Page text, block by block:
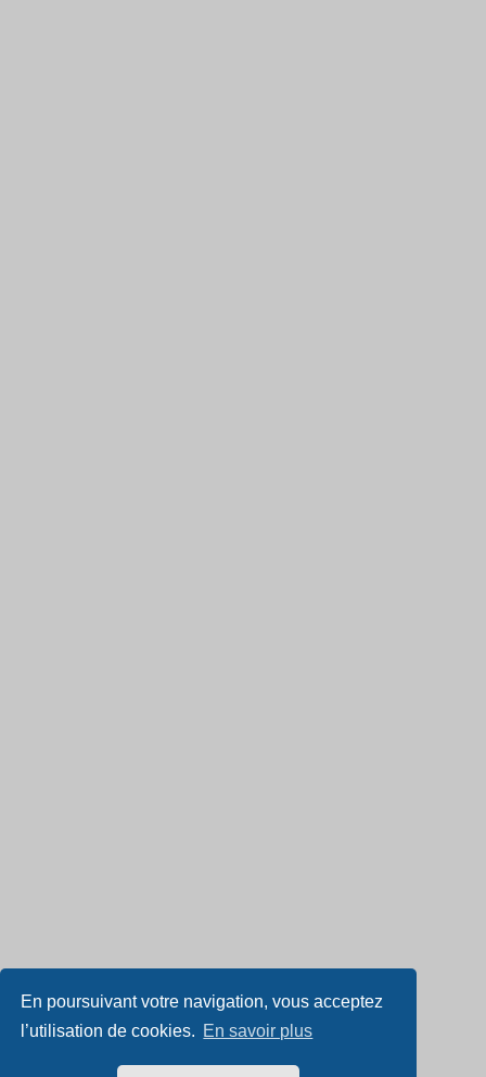
En poursuivant votre navigation, vous acceptez
l’utilisation de cookies. En savoir plus